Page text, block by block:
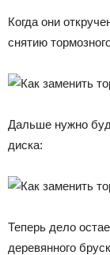
Когда они
снятию
Дальше нужно
диска:
Теперь дело
деревянного